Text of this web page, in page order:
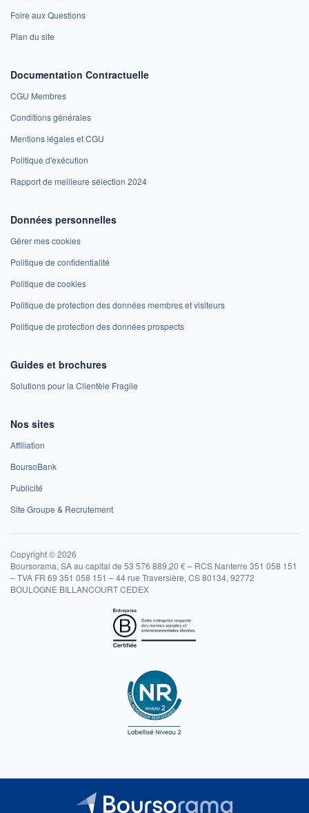
Foire aux Questions
Plan du site
Documentation Contractuelle
CGU Membres
Conditions générales
Mentions légales et CGU
Politique d'exécution
Rapport de meilleure sélection 2024
Données personnelles
Gérer mes cookies
Politique de confidentialité
Politique de cookies
Politique de protection des données membres et visiteurs
Politique de protection des données prospects
Guides et brochures
Solutions pour la Clientèle Fragile
Nos sites
Affiliation
BoursoBank
Publicité
Site Groupe & Recrutement
Copyright © 2026
Boursorama, SA au capital de 53 576 889,20 € – RCS Nanterre 351 058 151
– TVA FR 69 351 058 151 – 44 rue Traversière, CS 80134, 92772
BOULOGNE BILLANCOURT CEDEX